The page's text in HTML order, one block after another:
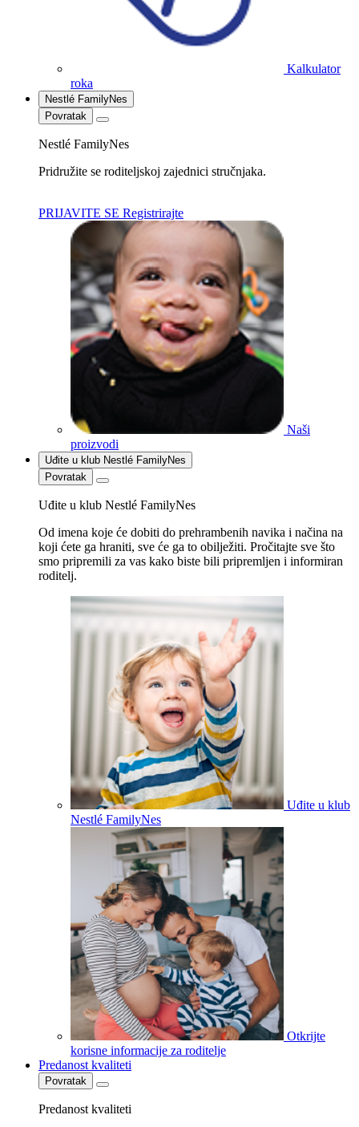
Kalkulator
roka
Nestlé FamilyNes
Povratak
Nestlé FamilyNes
Pridružite se roditeljskoj zajednici stručnjaka.
PRIJAVITE SE Registrirajte
Naši
proizvodi
Uđite u klub Nestlé FamilyNes
Povratak
Uđite u klub Nestlé FamilyNes
Od imena koje će dobiti do prehrambenih navika i načina na
koji ćete ga hraniti, sve će ga to obilježiti. Pročitajte sve što
smo pripremili za vas kako biste bili pripremljen i informiran
roditelj.
Uđite u klub
Nestlé FamilyNes
Otkrijte
korisne informacije za roditelje
Predanost kvaliteti
Povratak
Predanost kvaliteti